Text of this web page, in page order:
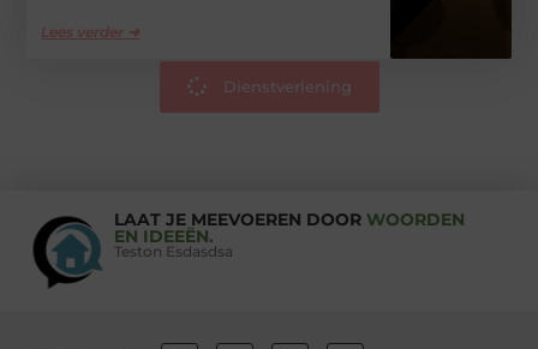
Lees verder ➜
Dienstverlening
LAAT JE MEEVOEREN DOOR WOORDEN
EN IDEEËN.
Teston Esdasdsa